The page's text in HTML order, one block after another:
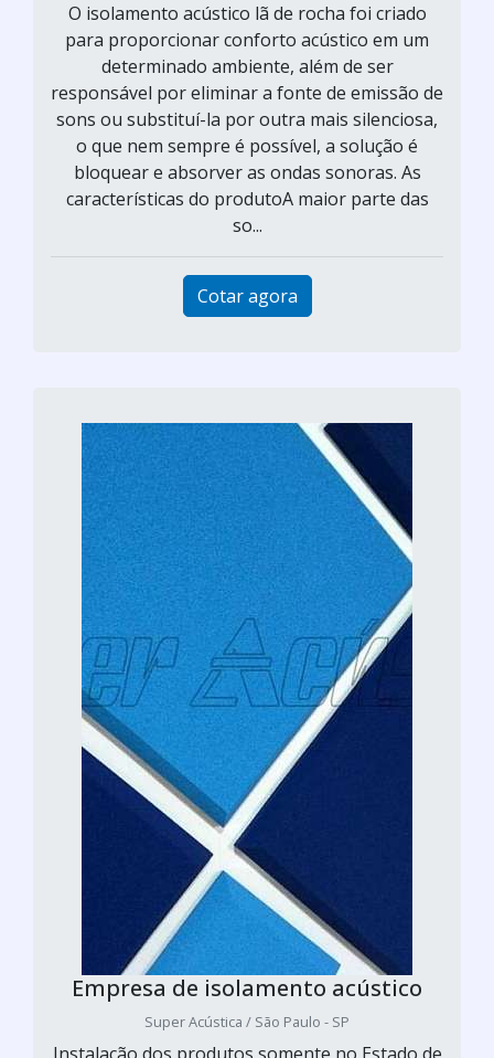
O isolamento acústico lã de rocha foi criado
para proporcionar conforto acústico em um
determinado ambiente, além de ser
responsável por eliminar a fonte de emissão de
sons ou substituí-la por outra mais silenciosa,
o que nem sempre é possível, a solução é
bloquear e absorver as ondas sonoras. As
características do produtoA maior parte das
so...
Cotar agora
Empresa de isolamento acústico
Super Acústica / São Paulo - SP